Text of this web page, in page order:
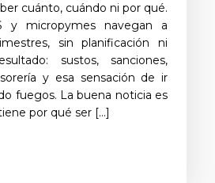
cuánto, cuándo ni por qué.
y micropymes navegan a
sin planificación ni
sustos, sanciones,
y esa sensación de ir
fuegos. La buena noticia es
por qué ser […]